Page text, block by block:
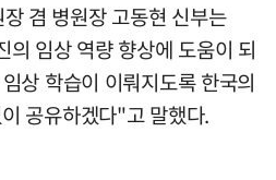
겸 병원장 고동현 신부는
임상 역량 향상에 도움이 되
상 학습이 이뤄지도록 한국의
공유하겠다"고 말했다.